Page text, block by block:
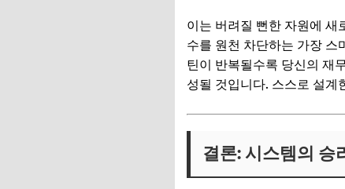
이는 버려질 뻔한 자원에 새
수를 원천 차단하는 가장 스
틴이 반복될수록 당신의 재
성될 것입니다. 스스로 설계
결론: 시스템의 승